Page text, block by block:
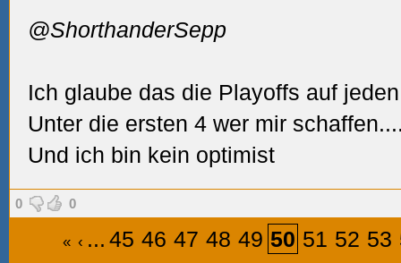
@ShorthanderSepp
Ich glaube das die Playoffs auf
Unter die ersten 4 wer mir
Und ich bin kein optimist
0 0
« ‹ ... 45 46 47 48 49 50 51 52 53